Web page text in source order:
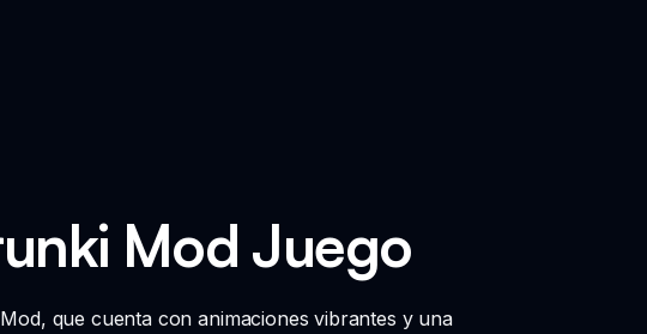
Mod Juego
que cuenta con animaciones vibrantes y una